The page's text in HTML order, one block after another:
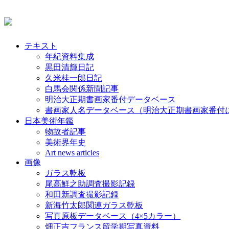
テキスト
年紀資料集成
黒田清輝日記
久米桂一郎日記
白馬会関係新聞記事
明治大正期書画家番付データベース
書画家人名データベース（明治大正期書画家番付
日本美術年鑑
物故者記事
美術界年史
Art news articles
画像
ガラス乾板
尾高鮮之助調査撮影記録
和田新調査撮影記録
新海竹太郎関連ガラス乾板
写真原板データベース（4×5カラー）
畑正吉フランス留学期写真資料